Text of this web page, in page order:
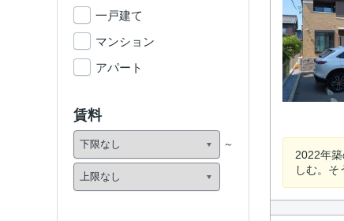
2022年
しむ。そ
一戸建て
マンション
アパート
賃料